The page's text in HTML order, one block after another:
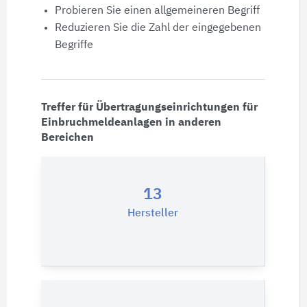
Expertenprofile
Probieren Sie einen allgemeineren Begriff
Reduzieren Sie die Zahl der eingegebenen
Begriffe
Treffer für Übertragungseinrichtungen für
Einbruchmeldeanlagen in anderen
Bereichen
13
Hersteller